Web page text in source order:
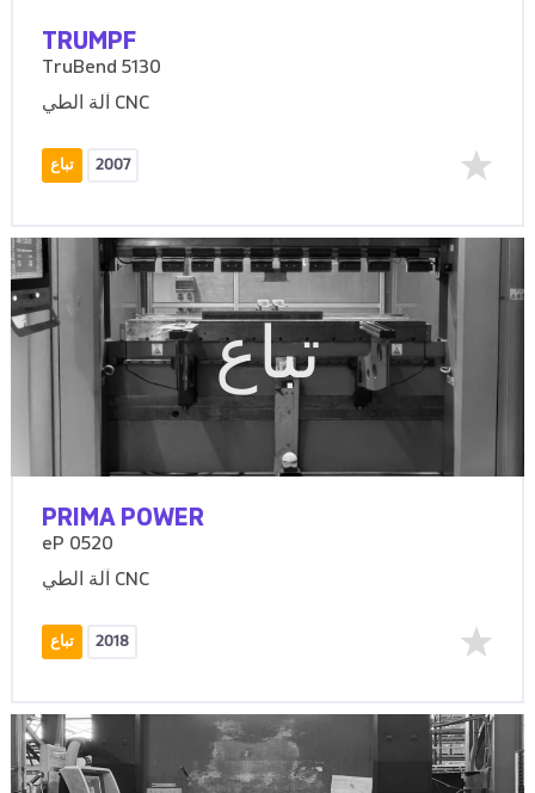
TRUMPF
TruBend 5130
آلة الطي CNC
تباع 2007
تباع
PRIMA POWER
eP 0520
آلة الطي CNC
تباع 2018